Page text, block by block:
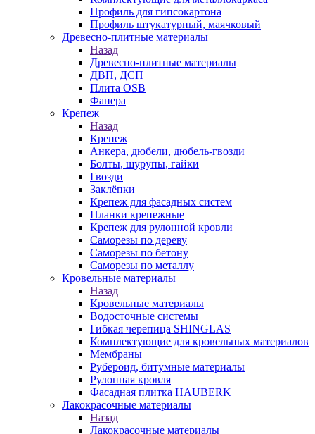
Профиль для гипсокартона
Профиль штукатурный, маячковый
Древесно-плитные материалы
Назад
Древесно-плитные материалы
ДВП, ДСП
Плита OSB
Фанера
Крепеж
Назад
Крепеж
Анкера, дюбели, дюбель-гвозди
Болты, шурупы, гайки
Гвозди
Заклёпки
Крепеж для фасадных систем
Планки крепежные
Крепеж для рулонной кровли
Саморезы по дереву
Саморезы по бетону
Саморезы по металлу
Кровельные материалы
Назад
Кровельные материалы
Водосточные системы
Гибкая черепица SHINGLAS
Комплектующие для кровельных материалов
Мембраны
Рубероид, битумные материалы
Рулонная кровля
Фасадная плитка HAUBERK
Лакокрасочные материалы
Назад
Лакокрасочные материалы